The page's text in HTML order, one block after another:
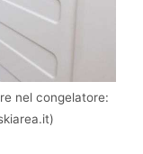
nel congelatore: